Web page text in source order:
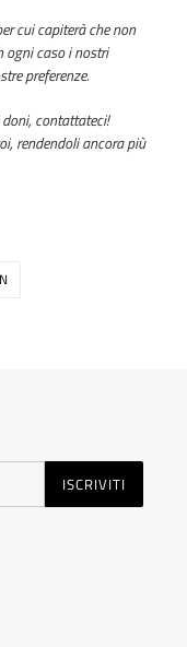
cui capiterà che non
ogni caso i nostri
preferenze.
contattateci!
rendendoli ancora più
ISCRIVITI